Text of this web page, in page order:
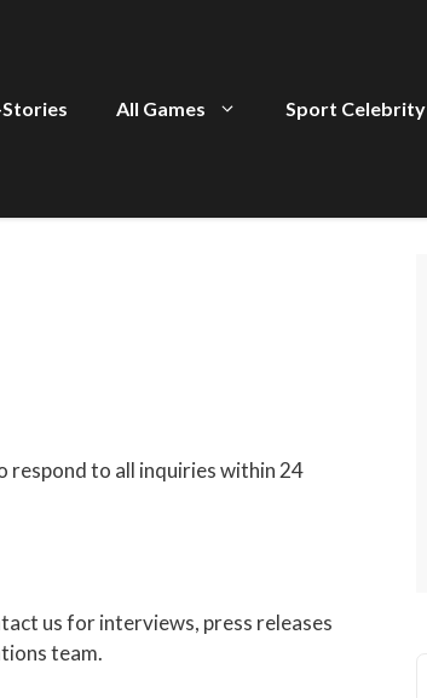
All Games Sport Celebrity
respond to all inquiries within 24
us for interviews, press releases
team.